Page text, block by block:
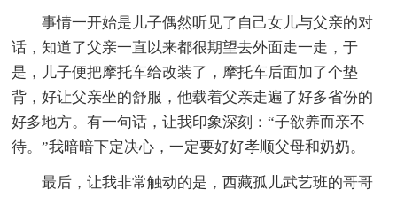
事情一开始是儿子偶然听见了自己女儿与父亲的对
话，知道了父亲一直以来都很期望去外面走一走，于
是，儿子便把摩托车给改装了，摩托车后面加了个垫
背，好让父亲坐的舒服，他载着父亲走遍了好多省份的
好多地方。有一句话，让我印象深刻：“子欲养而亲不
待。”我暗暗下定决心，一定要好好孝顺父母和奶奶。
最后，让我非常触动的是，西藏孤儿武艺班的哥哥